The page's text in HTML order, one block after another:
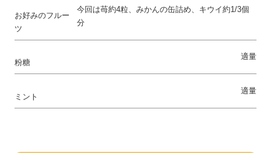
お好みのフルー
ツ
今回は苺約4粒、みかんの缶詰め、キウイ約1/3個
分
粉糖
適量
ミント
適量